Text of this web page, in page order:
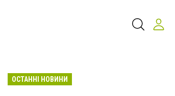
ОСТАННІ НОВИНИ